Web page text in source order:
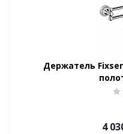
Держатель
4